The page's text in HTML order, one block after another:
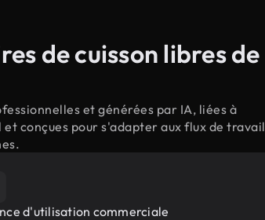
de cuisson libres de
et générées par IA, liées à
conçues pour s'adapter aux flux de travail
d'utilisation commerciale